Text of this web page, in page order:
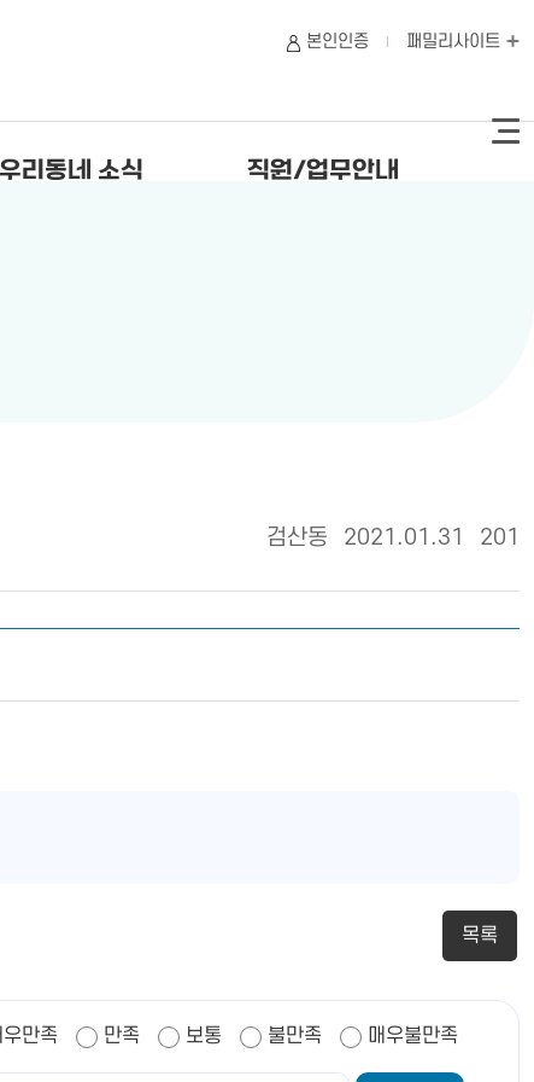
우리동네 소식 직원/업무안내
본인인증 패밀리사이트
검산동 2021.01.31 201
목록
우만족 만족 보통 불만족 매우불만족